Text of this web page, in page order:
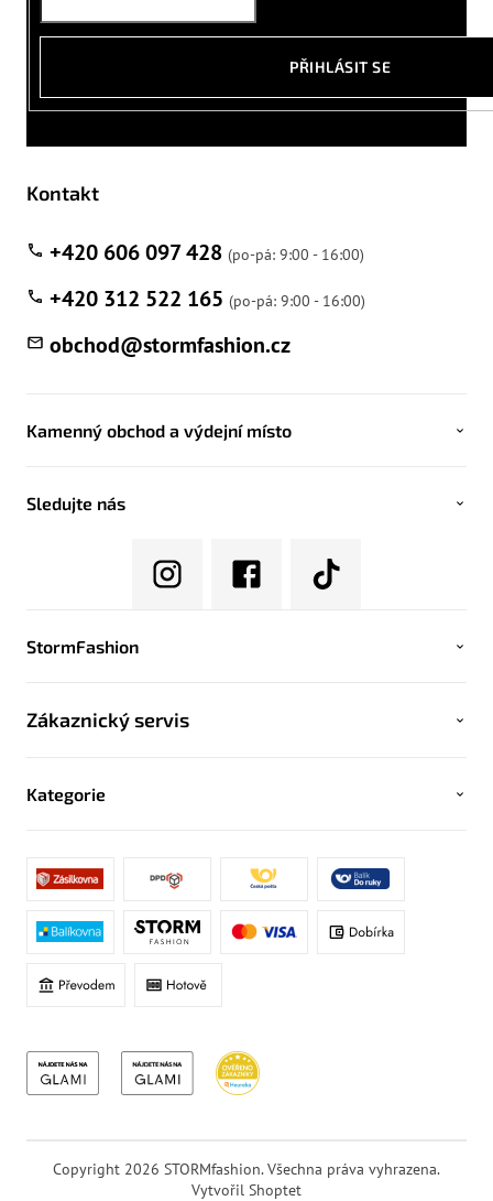
PŘIHLÁSIT SE
Kontakt
obchod@stormfashion.cz
+420 606 097 428
+420 312 522 165
Kamenný obchod a výdejní místo
Sledujte nás
StormFashion
Zákaznický servis
Kategorie
Vytvořil Shoptet
Copyright 2026 STORMfashion. Všechna práva vyhrazena.